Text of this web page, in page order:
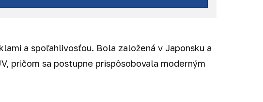
a spoľahlivosťou. Bola založená v Japonsku a
pričom sa postupne prispôsobovala moderným